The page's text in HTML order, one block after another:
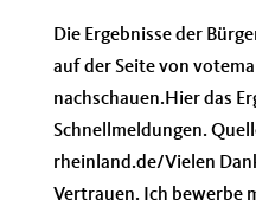
Die Ergebnisse der
auf der Seite von
nachschauen.Hier das
Schnellmeldungen.
rheinland.de/Vielen
Vertrauen. Ich bewerbe